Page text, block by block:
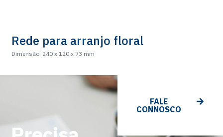
Rede para arranjo floral
Dimensão: 240 x 120 x 73 mm
FALE
CONNOSCO